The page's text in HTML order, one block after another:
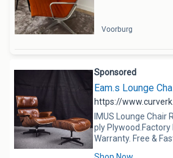
Voorburg